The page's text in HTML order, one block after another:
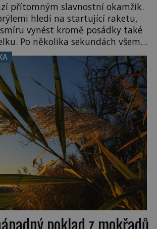
přítomným slavnostní okamžik.
hledí na startující raketu,
vynést kromě posádky také
Po několika sekundách všem
stroj totiž exploduje. Jejich
z levného kraje, daňové
miliardy dolarů. Na druhou stranu
věci. Na malé kousky
První […]
poklad z mokřadů